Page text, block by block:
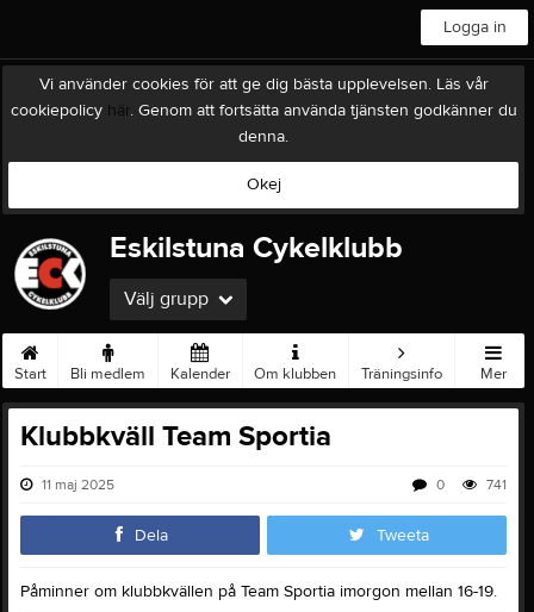
Logga in
Vi använder cookies för att ge dig bästa upplevelsen. Läs vår
cookiepolicy här. Genom att fortsätta använda tjänsten godkänner du
denna.
Okej
Eskilstuna Cykelklubb
Välj grupp
Start Bli medlem Kalender Om klubben Träningsinfo Mer
Klubbkväll Team Sportia
11 maj 2025 741
0
Dela Tweeta
Påminner om klubbkvällen på Team Sportia imorgon mellan 16-19.